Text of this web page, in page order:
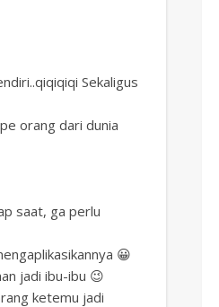
Sekaligus
orang dari dunia
saat, ga perlu
😀
jadi ibu-ibu 😉
ketemu jadi